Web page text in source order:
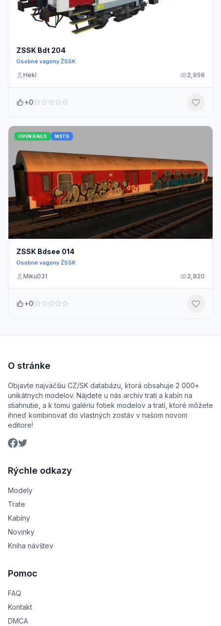
ZSSK Bdt 204
Osobné vagóny ŽSSK
Hekl 2,956
+0
OPEN RAILS MSTS
ZSSK Bdsee 014
Osobné vagóny ŽSSK
Miku031 2,820
+0
O stránke
Objavte najväčšiu CZ/SK databázu, ktorá obsahuje 2 000+
unikátnych modelov. Nájdete u nás archív tratí a kabín na
stiahnutie, a k tomu galériu fotiek modelov a tratí, ktoré môžete
ihneď kombinovať do vlastných zostáv v našom novom
editore!
Rýchle odkazy
Modely
Trate
Kabíny
Novinky
Kniha návštev
Pomoc
FAQ
Kontakt
DMCA